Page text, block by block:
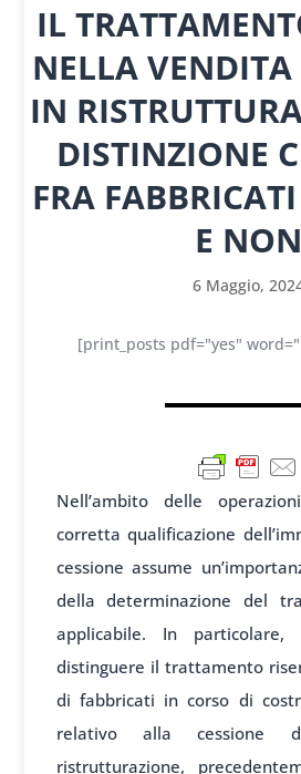
IL
NELLA
IN
DISTINZIONE
FRA
E NON
6 Maggio,
[print_posts pdf="yes"
Nell’ambito delle
corretta qualificazione
cessione assume
della determinazione del
applicabile. In particolare,
distinguere il trattamento
di fabbricati in corso di
relativo alla cessione
ristrutturazione,